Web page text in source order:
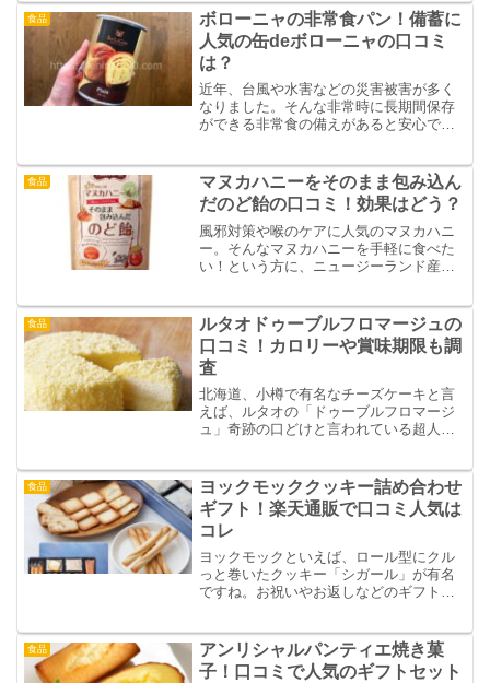
す。自宅にいながら本格ちゃんこ鍋を楽
しんで下さいね。
食品
ボローニャの非常食パン！備蓄に
人気の缶deボローニャの口コミ
は？
近年、台風や水害などの災害被害が多く
なりました。そんな非常時に長期間保存
ができる非常食の備えがあると安心です
非常食パン「缶deボローニャ」の口コミ
や特徴をご紹介します。
食品
マヌカハニーをそのまま包み込ん
だのど飴の口コミ！効果はどう？
風邪対策や喉のケアに人気のマヌカハニ
ー。そんなマヌカハニーを手軽に食べた
い！という方に、ニュージーランド産の
んだのど飴」をご紹介。口コミから効果
はどうなのかを調査。
食品
ルタオドゥーブルフロマージュの
口コミ！カロリーや賞味期限も調
査
北海道、小樽で有名なチーズケーキと言
えば、ルタオの「ドゥーブルフロマージ
ュ」奇跡の口どけと言われている超人気
ュ」の口コミやお取り寄せ方法、カロリ
ーなどをまとめました。
食品
ヨックモッククッキー詰め合わせ
ギフト！楽天通販で口コミ人気は
コレ
ヨックモックといえば、ロール型にクル
っと巻いたクッキー「シガール」が有名
ですね。お祝いやお返しなどのギフトに
判のヨックモックの「クッキーの詰め合
わせ」をご紹介します。
食品
アンリシャルパンティエ焼き菓
子！口コミで人気のギフトセット